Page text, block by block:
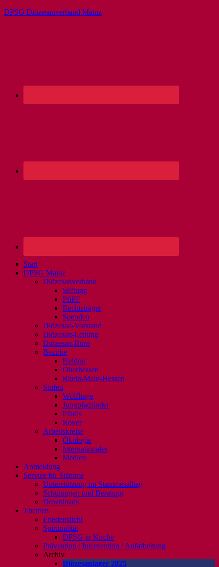
DPSG Diözesanverband Mainz
Start
DPSG Mainz
Diözesanverband
Stiftung
PfiFF
Rechtsträger
Spenden
Diözesan-Vorstand
Diözesan-Leitung
Diözesan-Büro
Bezirke
Heldon
Oberhessen
Rhein-Main-Hessen
Stufen
Wölflinge
Jungpfadfinder
Pfadis
Rover
Arbeitskreise
Ökologie
Internationales
Medien
Anmeldung
Service für Stämme
Unterstützung im Stammesalltag
Schulungen und Beratung
Downloads
Themen
Friedenslicht
Spiritualität
DPSG in Kirche
Prävention / Intervention / Aufarbeitung
Archiv
Diözesanlager 2025